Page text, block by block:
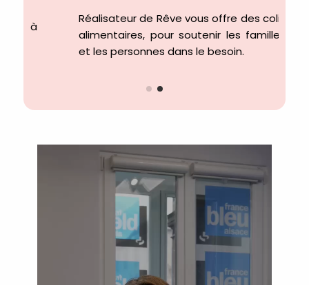
à
Réalisateur de Rêve vous offre des colis
alimentaires, pour soutenir les familles
et les personnes dans le besoin.